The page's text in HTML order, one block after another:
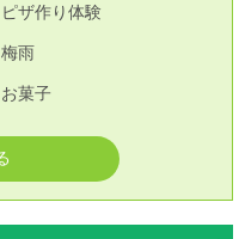
ピザ作り体験
梅雨
お菓子